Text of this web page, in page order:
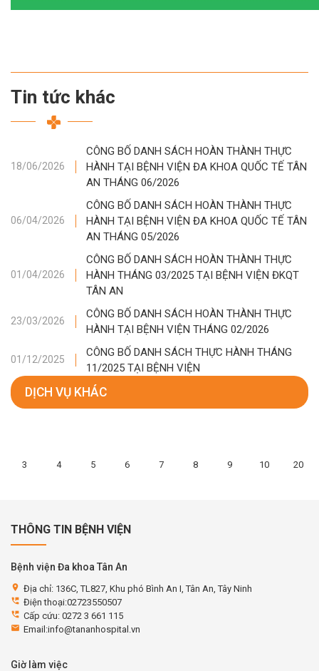
Tin tức khác
18/06/2026
CÔNG BỐ DANH SÁCH HOÀN THÀNH THỰC
HÀNH TẠI BỆNH VIỆN ĐA KHOA QUỐC TẾ TÂN
AN THÁNG 06/2026
06/04/2026
CÔNG BỐ DANH SÁCH HOÀN THÀNH THỰC
HÀNH TẠI BỆNH VIỆN ĐA KHOA QUỐC TẾ TÂN
AN THÁNG 05/2026
01/04/2026
CÔNG BỐ DANH SÁCH HOÀN THÀNH THỰC
HÀNH THÁNG 03/2025 TẠI BỆNH VIỆN ĐKQT
TÂN AN
23/03/2026
CÔNG BỐ DANH SÁCH HOÀN THÀNH THỰC
HÀNH TẠI BỆNH VIỆN THÁNG 02/2026
01/12/2025
CÔNG BỐ DANH SÁCH THỰC HÀNH THÁNG
11/2025 TẠI BỆNH VIỆN
DỊCH VỤ KHÁC
3 4 5 6 7 8 9 10 20
THÔNG TIN BỆNH VIỆN
Bệnh viện Đa khoa Tân An
location_on Địa chỉ: 136C, TL827, Khu phó Bình An I, Tân An, Tây Ninh
perm_phone_msg Điện thoại:02723550507
perm_phone_msg Cấp cứu: 0272 3 661 115
email Email:info@tananhospital.vn
Giờ làm việc